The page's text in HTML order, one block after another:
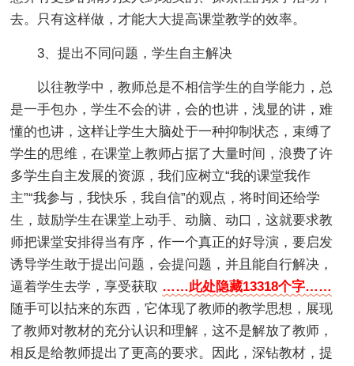
去。只有这样做，才能大大提高课堂教学的效率。
3、提出不同问题，学生自主解决
以往教学中，教师总是不相信学生的自学能力，总
是一手包办，学生不会的讲，会的也讲，浅显的讲，难
懂的也讲，这样让学生大脑处于一种抑制状态，束缚了
学生的思维，在课堂上教师占据了大量时间，浪费了许
多学生自主发展的资源，我们应树立“我的课堂我作
主”“我参与，我快乐，我自信”的观点，将时间还给学
生，鼓励学生在课堂上动手、动脑、动口，这就要求教
师把课堂安排得当有序，作一个真正的好导演，要启发
诱导学生敢于提出问题，会提问题，并且能自行解决，
逼着学生去学，享受获取 ……此处隐藏13318个字……
随手可以拈来的东西，它体现了教师的教学思想，展现
了教师对教材的充分认识和理解，这不是解放了教师，
相反是给教师提出了更高的要求。因此，深钻教材，提